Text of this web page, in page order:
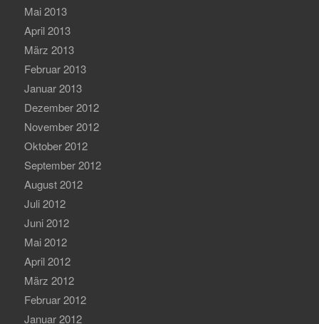
Mai 2013
April 2013
März 2013
Februar 2013
Januar 2013
Dezember 2012
November 2012
Oktober 2012
September 2012
August 2012
Juli 2012
Juni 2012
Mai 2012
April 2012
März 2012
Februar 2012
Januar 2012